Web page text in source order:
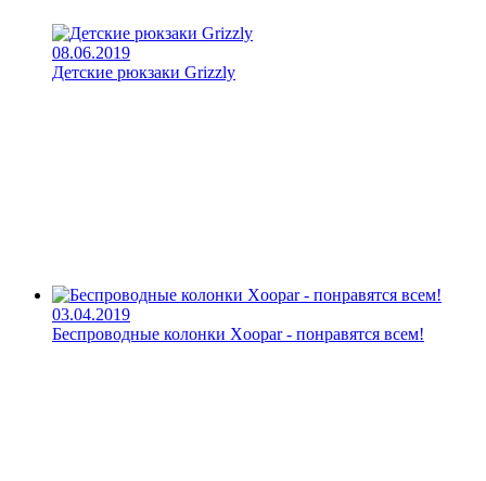
08.06.2019
Детские рюкзаки Grizzly
03.04.2019
Беспроводные колонки Xoopar - понравятся всем!